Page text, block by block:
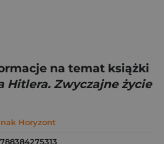
na temat książki
Hitlera. Zwyczajne życie
Horyzont